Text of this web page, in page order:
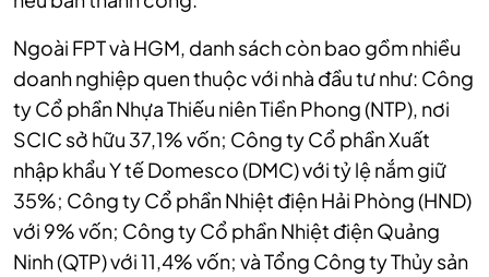
Ngoài FPT và HGM, danh sách còn bao gồm nhiều
doanh nghiệp quen thuộc với nhà đầu tư như: Công
ty Cổ phần Nhựa Thiếu niên Tiền Phong (NTP), nơi
SCIC sở hữu 37,1% vốn; Công ty Cổ phần Xuất
nhập khẩu Y tế Domesco (DMC) với tỷ lệ nắm giữ
35%; Công ty Cổ phần Nhiệt điện Hải Phòng (HND)
với 9% vốn; Công ty Cổ phần Nhiệt điện Quảng
Ninh (QTP) với 11,4% vốn; và Tổng Công ty Thủy sản